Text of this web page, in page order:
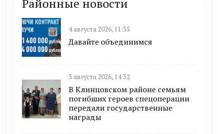
Районные новости
4 августа 2026, 11:35
Давайте объединимся
3 августа 2026, 14:32
В Клинцовском районе семьям
погибших героев спецоперации
передали государственные
награды